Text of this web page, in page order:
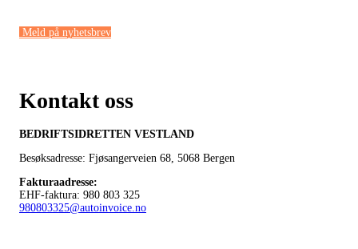
Meld på nyhetsbrev
Kontakt oss
BEDRIFTSIDRETTEN VESTLAND
Besøksadresse: Fjøsangerveien 68, 5068 Bergen
Fakturaadresse:
EHF-faktura: 980 803 325
980803325@autoinvoice.no